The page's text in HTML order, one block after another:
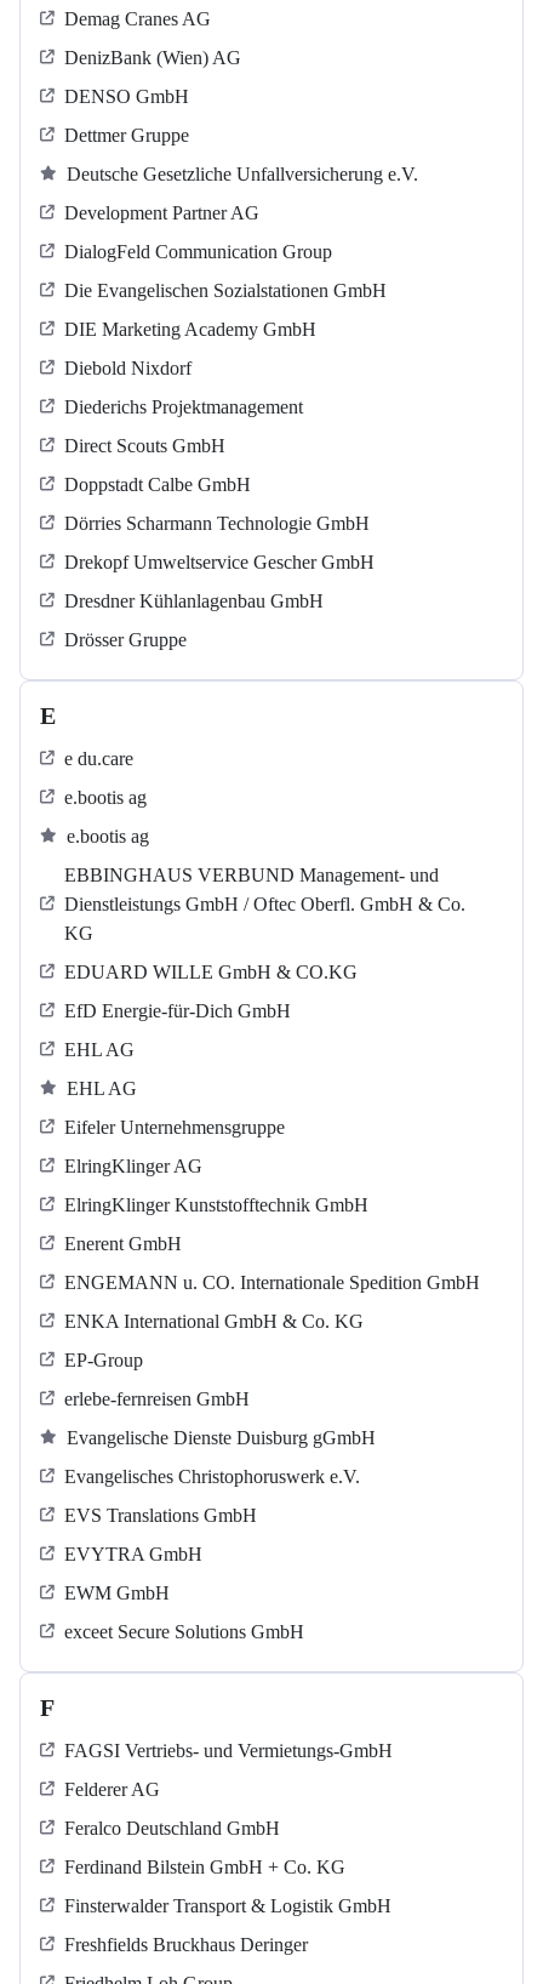
Demag Cranes AG
DenizBank (Wien) AG
DENSO GmbH
Dettmer Gruppe
Deutsche Gesetzliche Unfallversicherung e.V.
Development Partner AG
DialogFeld Communication Group
Die Evangelischen Sozialstationen GmbH
DIE Marketing Academy GmbH
Diebold Nixdorf
Diederichs Projektmanagement
Direct Scouts GmbH
Doppstadt Calbe GmbH
Dörries Scharmann Technologie GmbH
Drekopf Umweltservice Gescher GmbH
Dresdner Kühlanlagenbau GmbH
Drösser Gruppe
E
e du.care
e.bootis ag
e.bootis ag
EBBINGHAUS VERBUND Management- und
Dienstleistungs GmbH / Oftec Oberfl. GmbH & Co.
KG
EDUARD WILLE GmbH & CO.KG
EfD Energie-für-Dich GmbH
EHL AG
EHL AG
Eifeler Unternehmensgruppe
ElringKlinger AG
ElringKlinger Kunststofftechnik GmbH
Enerent GmbH
ENGEMANN u. CO. Internationale Spedition GmbH
ENKA International GmbH & Co. KG
EP-Group
erlebe-fernreisen GmbH
Evangelische Dienste Duisburg gGmbH
Evangelisches Christophoruswerk e.V.
EVS Translations GmbH
EVYTRA GmbH
EWM GmbH
exceet Secure Solutions GmbH
F
FAGSI Vertriebs- und Vermietungs-GmbH
Felderer AG
Feralco Deutschland GmbH
Ferdinand Bilstein GmbH + Co. KG
Finsterwalder Transport & Logistik GmbH
Freshfields Bruckhaus Deringer